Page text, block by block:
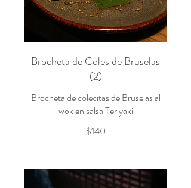
Brocheta de Coles de Bruselas
(2)
Brocheta de colecitas de Bruselas al
wok en salsa Teriyaki
$140